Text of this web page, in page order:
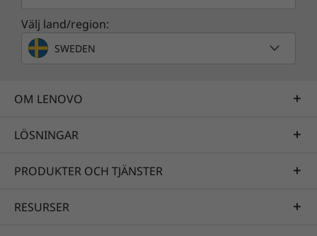
Välj land/region:
SWEDEN
OM LENOVO
LÖSNINGAR
PRODUKTER OCH TJÄNSTER
RESURSER